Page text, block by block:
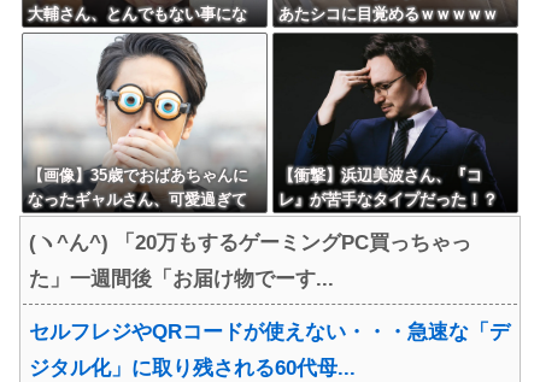
大輔さん、とんでもない事にな
る・・・
あたシコに目覚めるｗｗｗｗｗ
ｗｗｗ
【画像】35歳でおばあちゃんに
なったギャルさん、可愛過ぎて
w w
【衝撃】浜辺美波さん、『コ
レ』が苦手なタイプだった！？
量沸きしてしまうw w w w w w
w w w
(ヽ^ん^) 「20万もするゲーミングPC買っちゃっ
た」一週間後「お届け物でーす...
セルフレジやQRコードが使えない・・・急速な「デ
ジタル化」に取り残される60代母...